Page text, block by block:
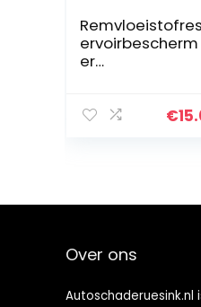
Remvloeistofres
ervoirbescherm
er
€
Over ons